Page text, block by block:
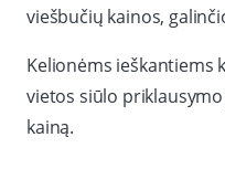
viešbučių kainos,
Kelionėms ieškantiems
vietos siūlo
kainą.